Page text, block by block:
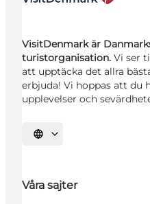
VisitDenmark är
turistorganisation. Vi ser
att upptäcka det allra
erbjuda! Vi hoppas att du
upplevelser och
Välj språk
Våra sajter